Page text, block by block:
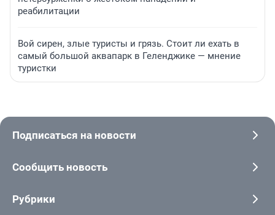
реабилитации
Вой сирен, злые туристы и грязь. Стоит ли ехать в
самый большой аквапарк в Геленджике — мнение
туристки
Подписаться на новости
Сообщить новость
Рубрики